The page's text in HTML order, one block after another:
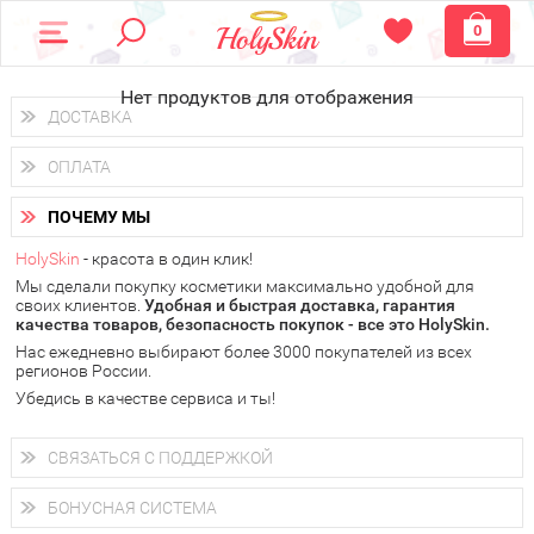
0
Нет продуктов для отображения
ДОСТАВКА
Доставка осуществляетсяпо всем городам России.
Вы можете выбрать доставку курьером, Почтой России или
получить заказ в пунктах выдачи PickPoint или пункте
самовывоза.
В 20 городах России доставка осуществляется ужена
следующий день.
у Вас всегда есть возможность получитьбесплатную
доставку от HolySkin.
подробнее об условиях доставки и оплаты в Вашем городе
ОПЛАТА
Вы можете оплатить свой заказ любым удобным способом:
наличными деньгами (
через интернет-банк (Альфа-банк, Сбербанк) и другими
электронными способами.
ПОЧЕМУ МЫ
HolySkin - красота в один клик!
Мы сделали покупку косметики максимально удобной для
своих клиентов. Удобная и быстрая доставка, гарантия
качества товаров, безопасность покупок - все это HolySkin.
Нас ежедневно выбирают более 3000 покупателей из всех
регионов России.
Убедись в качестве сервиса и ты!
СВЯЗАТЬСЯ С ПОДДЕРЖКОЙ
+7 (800) 707-24-55
Мы будем рады ответить на все Ваши вопросы по работе
магазина, проконсультировать по товарам, рассказать о
БОНУСНАЯ СИСТЕМА